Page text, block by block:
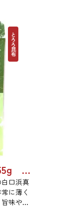
とろろ昆布
根こんぶ入りとろろ (緑) 55g 単品 5袋セット 20袋セット 3054
口浜真
に薄く
味や粘
味いた